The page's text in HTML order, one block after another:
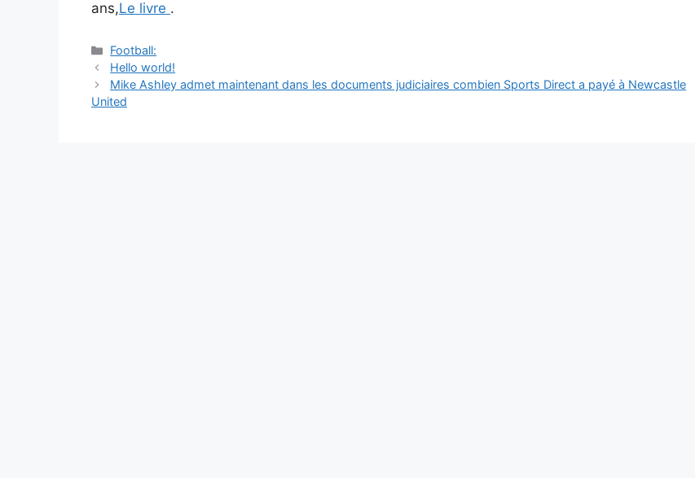
ans,Le livre .
Catégories
Football:
Navigation
des
articles
Hello world!
Mike Ashley admet maintenant dans les documents judiciaires combien Sports Direct a payé à Newcastle
United